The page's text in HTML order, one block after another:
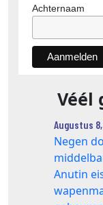
Achternaam
Véél
Augustus
Negen
Anutin